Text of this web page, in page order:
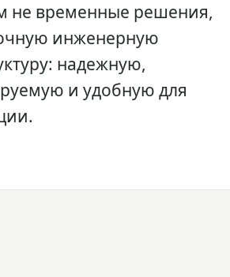
не временные решения,
инженерную
надежную,
и удобную для